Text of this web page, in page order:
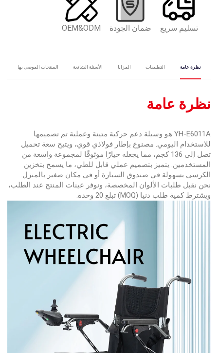
تسليم سريع ضمان الجودة OEM&ODM
نظرة عامة التطبيقات المزايا الأسئلة الشائعة المنتجات الموصى بها
نظرة عامة
YH-E6011A هو وسيلة دعم حركية متينة وعملية تم تصميمها
للاستخدام اليومي. مصنوع بإطار فولاذي قوي، ويتيح سعة تحميل
تصل إلى 136 كجم، مما يجعله خيارًا موثوقًا لمجموعة واسعة من
المستخدمين. يتميز بتصميم عملي قابل للطي، ما يسمح بتخزين
الكرسي بسهولة في صندوق السيارة أو في مكان صغير بالمنزل.
نحن نقبل طلبات الألوان المخصصة، ونوفر عينات المنتج عند الطلب،
ويشترط كمية طلب دنيا (MOQ) تبلغ 20 وحدة.